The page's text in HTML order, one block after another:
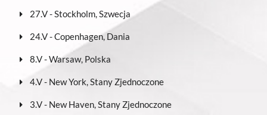
27.V - Stockholm, Szwecja
24.V - Copenhagen, Dania
8.V - Warsaw, Polska
4.V - New York, Stany Zjednoczone
3.V - New Haven, Stany Zjednoczone